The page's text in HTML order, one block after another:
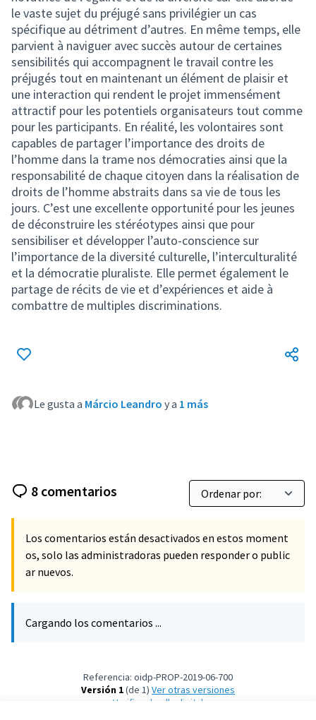
le vaste sujet du préjugé sans privilégier un cas
spécifique au détriment d’autres. En même temps, elle
parvient à naviguer avec succès autour de certaines
sensibilités qui accompagnent le travail contre les
préjugés tout en maintenant un élément de plaisir et
une interaction qui rendent le projet immensément
attractif pour les potentiels organisateurs tout comme
pour les participants. En réalité, les volontaires sont
capables de partager l’importance des droits de
l’homme dans la trame nos démocraties ainsi que la
responsabilité de chaque citoyen dans la réalisation de
droits de l’homme abstraits dans sa vie de tous les
jours. C’est une excellente opportunité pour les jeunes
de déconstruire les stéréotypes ainsi que pour
sensibiliser et développer l’auto-conscience sur
l’importance de la diversité culturelle, l’interculturalité
et la démocratie pluraliste. Elle permet également le
partage de récits de vie et d’expériences et aide à
combattre de multiples discriminations.
Le gusta a Márcio Leandro y a 1 más
8 comentarios
Los comentarios están desactivados en estos moment
os, solo las administradoras pueden responder o public
ar nuevos.
Cargando los comentarios ...
Referencia: oidp-PROP-2019-06-700
Versión 1(de 1)
ver otras versiones
Verificar huella digital